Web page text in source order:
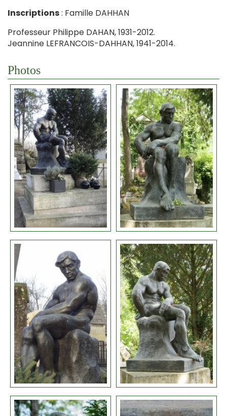
Inscriptions: Famille DAHHAN
Professeur Philippe DAHAN, 1931-2012.
Jeannine LEFRANCOIS-DAHHAN, 1941-2014.
Photos